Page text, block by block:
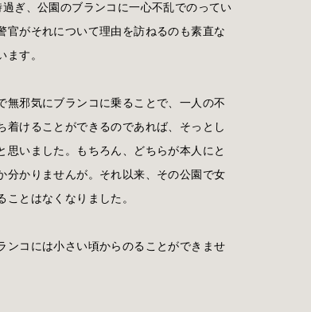
ぎ、公園のブランコに一心不乱でのってい
官がそれについて理由を訪ねるのも素直な
す。
無邪気にブランコに乗ることで、一人の不
着けることができるのであれば、そっとし
思いました。もちろん、どちらが本人にと
分かりませんが。それ以来、その公園で女
とはなくなりました。
ンコには小さい頃からのることができませ